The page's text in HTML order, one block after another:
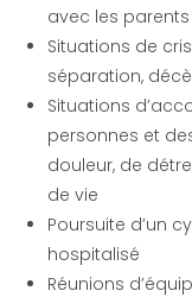
avec les parents
Situations de
séparation,
Situations
personnes et
douleur, de
de vie
Poursuite d’un
hospitalisé
Réunions